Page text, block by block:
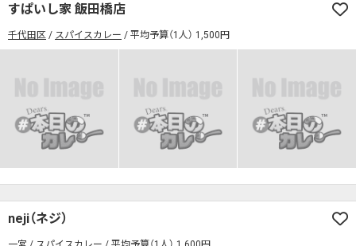
すぱいし家 飯田橋店
千代田区 スパイスカレー 平均予算（1人） 1,500円
neji（ネジ）